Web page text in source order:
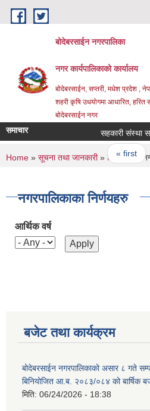
Skip to main content
बोदेबरसाईन नगरपालिका
नगर कार्यपालिकाको कार्यालय
बोदेबरसाईन, सप्तरी, मधेश प्रदेश ,
शहरी कृषि उधयोगमा आधारित, हरित
बोदेबरसाईन नगर
समाचार सहकारी संस्था
Pages
« first
You are here
Home » सूचना तथा जानकारी» निर्णयहरु»
नगरपालिकाका निर्णयहरु
आर्थिक वर्ष
बजेट तथा कार्यक्रम
बोदेबरसाईन नगरपालिकाको असार ८ गते
बिनियोजित आ.ब. २०८३/०८४ को बार्षिक
मिति: 06/24/2026 - 18:38